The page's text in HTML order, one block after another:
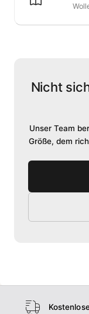
Nicht
Unser Team
Größe, dem